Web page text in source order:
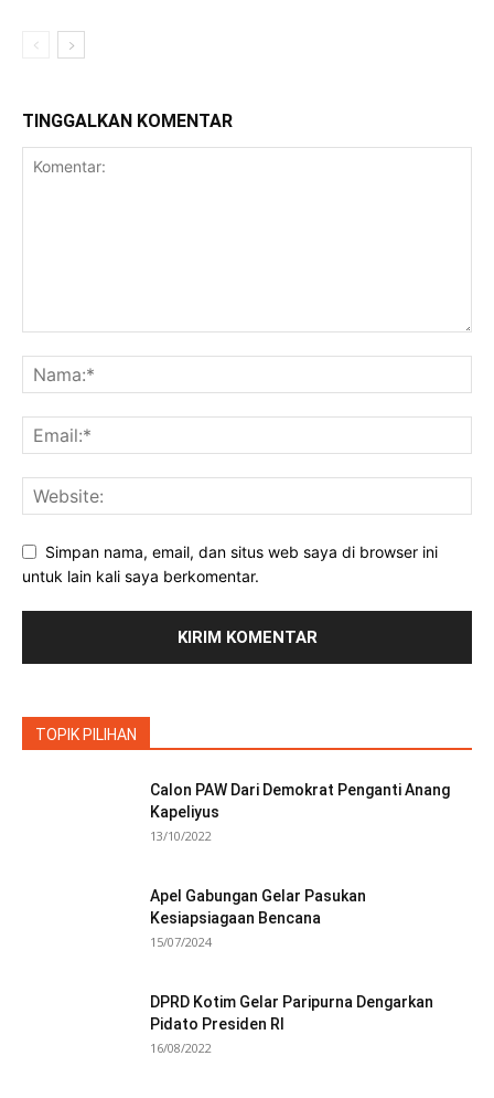
TINGGALKAN KOMENTAR
Simpan nama, email, dan situs web saya di browser ini
untuk lain kali saya berkomentar.
TOPIK PILIHAN
Calon PAW Dari Demokrat Penganti Anang
Kapeliyus
13/10/2022
Apel Gabungan Gelar Pasukan
Kesiapsiagaan Bencana
15/07/2024
DPRD Kotim Gelar Paripurna Dengarkan
Pidato Presiden RI
16/08/2022